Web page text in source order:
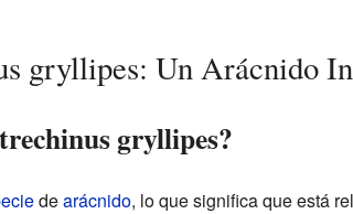
gryllipes: Un Arácnido
gryllipes?
dearácnido, lo que significa que está